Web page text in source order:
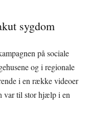
sygdom
på sociale
og i regionale
i en række videoer
var til stor hjælp i en